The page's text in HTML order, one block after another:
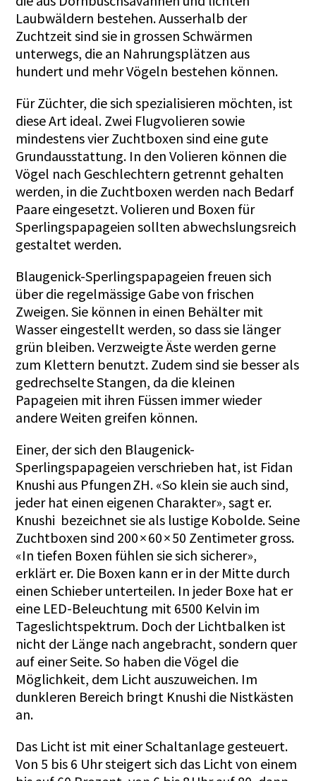
Laubwäldern bestehen. Ausserhalb der
Zuchtzeit sind sie in grossen Schwärmen
unterwegs, die an Nahrungsplätzen aus
hundert und mehr Vögeln bestehen können.
Für Züchter, die sich spezialisieren möchten, ist
diese Art ideal. Zwei Flugvolieren sowie
mindestens vier Zuchtboxen sind eine gute
Grundausstattung. In den Volieren können die
Vögel nach Geschlechtern getrennt gehalten
werden, in die Zuchtboxen werden nach Bedarf
Paare eingesetzt. Volieren und Boxen für
Sperlingspapageien sollten abwechslungsreich
gestaltet werden.
Blaugenick-Sperlingspapageien freuen sich
über die regelmässige Gabe von frischen
Zweigen. Sie können in einen Behälter mit
Wasser eingestellt werden, so dass sie länger
grün bleiben. Verzweigte Äste werden gerne
zum Klettern benutzt. Zudem sind sie besser als
gedrechselte Stangen, da die kleinen
Papageien mit ihren Füssen immer wieder
andere Weiten greifen können.
Einer, der sich den Blaugenick-
Sperlingspapageien verschrieben hat, ist Fidan
Knushi aus Pfungen ZH. «So klein sie auch sind,
jeder hat einen eigenen Charakter», sagt er.
Knushi bezeichnet sie als lustige Kobolde. Seine
Zuchtboxen sind 200 × 60 × 50 Zentimeter gross.
«In tiefen Boxen fühlen sie sich sicherer»,
erklärt er. Die Boxen kann er in der Mitte durch
einen Schieber unterteilen. In jeder Boxe hat er
eine LED-Beleuchtung mit 6500 Kelvin im
Tageslichtspektrum. Doch der Lichtbalken ist
nicht der Länge nach angebracht, sondern quer
auf einer Seite. So haben die Vögel die
Möglichkeit, dem Licht auszuweichen. Im
dunkleren Bereich bringt Knushi die Nistkästen
an.
Das Licht ist mit einer Schaltanlage gesteuert.
Von 5 bis 6 Uhr steigert sich das Licht von einem